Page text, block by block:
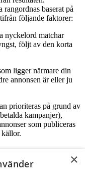
rangordnas baserat på
följande faktorer:
nyckelord matchar
följt av den korta
ligger närmare din
annonsen är eller ju
prioriteras på grund av
kampanjer),
som publiceras
×